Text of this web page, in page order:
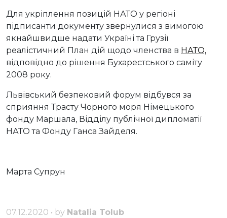
Для укріплення позицій НАТО у регіоні
підписанти документу звернулися з вимогою
якнайшвидше надати Україні та Грузії
реалістичний План дій щодо членства в НАТО,
відповідно до рішення Бухарестського саміту
2008 року.
Львівський безпековий форум відбувся за
сприяння Трасту Чорного моря Німецького
фонду Маршала, Відділу публічної дипломатії
НАТО та Фонду Ганса Зайделя.
Марта Супрун
07.12.2020 • by Natalia Tolub